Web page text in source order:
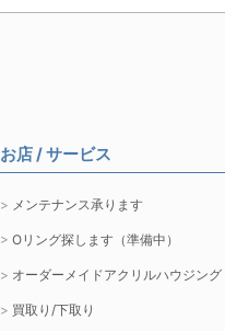
お店 / サービス
メンテナンス承ります
Oリング探します（準備中）
オーダーメイドアクリルハウジング
買取り/下取り